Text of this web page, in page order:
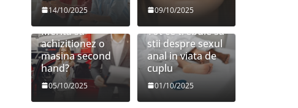
14/10/2025 09/10/2025
Merita sa
achizitionez o
masina second
hand?
05/10/2025
Tot ce trebuie sa
stii despre sexul
anal in viata de
cuplu
01/10/2025
Care sunt cele